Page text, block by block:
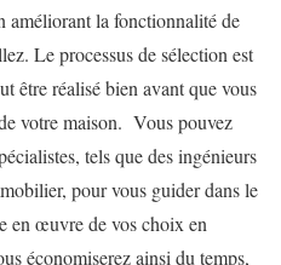
améliorant la fonctionnalité de
Le processus de sélection est
être réalisé bien avant que vous
votre maison. Vous pouvez
tels que des ingénieurs
pour vous guider dans le
en œuvre de vos choix en
économiserez ainsi du temps,